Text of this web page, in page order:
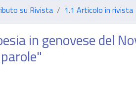
su Rivista 1.1 Articolo in rivista
in genovese del